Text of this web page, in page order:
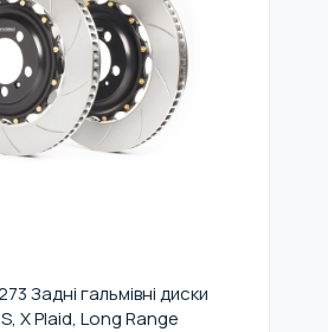
Задні гальмівні диски
X Plaid, Long Range